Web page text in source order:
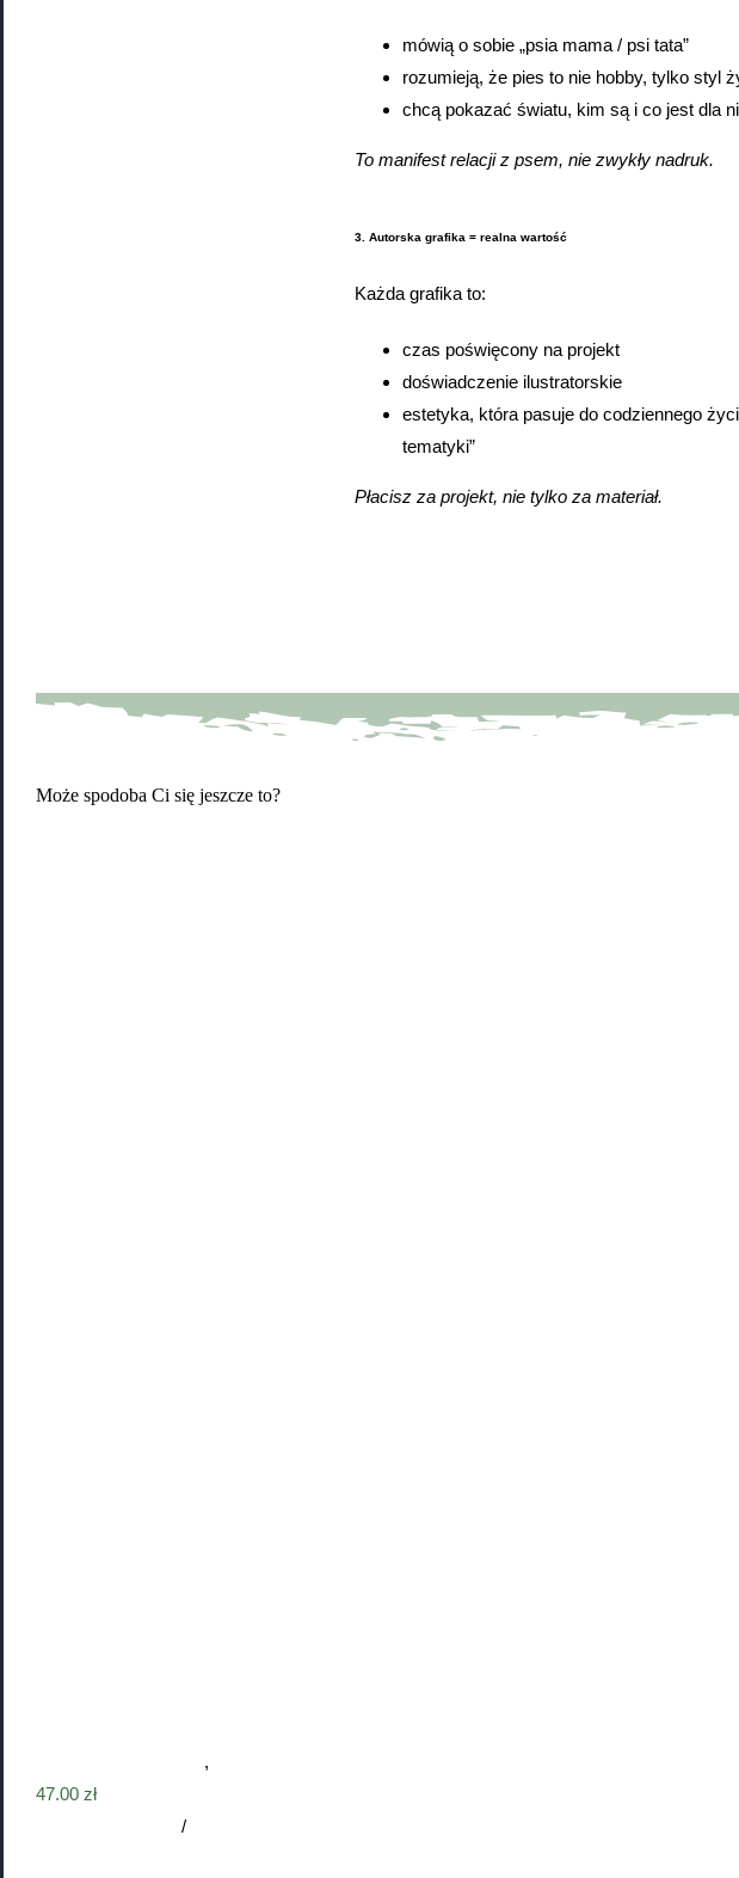
mówią o sobie „psia mama / psi tata”
rozumieją, że pies to nie hobby, tylko styl
chcą pokazać światu, kim są i co jest dla
To manifest relacji z psem, nie zwykły nadruk.
3. Autorska grafika = realna wartość
Każda grafika to:
czas poświęcony na projekt
doświadczenie ilustratorskie
estetyka, która pasuje do codziennego
tematyki”
Płacisz za projekt, nie tylko za materiał.
Może spodoba Ci się jeszcze to?
,
47.00 zł
/Szczegóły